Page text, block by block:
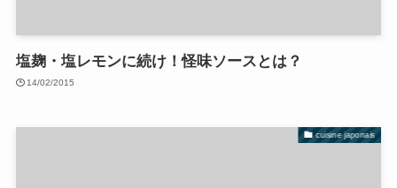
塩麹・塩レモンに続け！怪味ソースとは？
14/02/2015
cuisine japonais